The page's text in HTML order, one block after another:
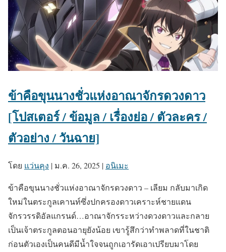
ข้าคือขุนนางชั่วแห่งอาณาจักรดวงดาว
[โปสเตอร์ / ข้อมูล / เรื่องย่อ / ตัวละคร /
ตัวอย่าง / วันฉาย]
โดย แว่นคุง | ม.ค. 26, 2025 | อนิเมะ
ข้าคือขุนนางชั่วแห่งอาณาจักรดวงดาว – เลียม กลับมาเกิด
ใหม่ในตระกูลเคานท์ซึ่งปกครองดาวเคราะห์ชายแดน
จักรวรรดิอัลแกรนด์…อาณาจักรระหว่างดวงดาวและกลาย
เป็นเจ้าตระกูลตอนอายุยังน้อย เขารู้สึกว่าทำพลาดที่ในชาติ
ก่อนตัวเองเป็นคนดีมีน้ำใจจนถูกเอารัดเอาเปรียบมาโดย